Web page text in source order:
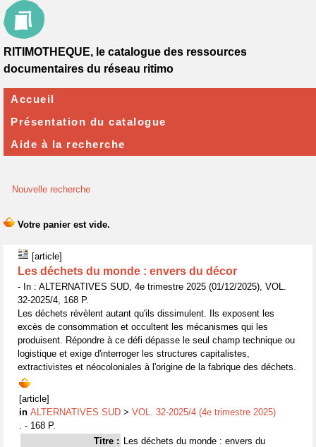
Nouvelle recherche
[article]
Les déchets du monde : envers du décor
- In : ALTERNATIVES SUD, 4e trimestre 2025 (01/12/2025), VOL.
32-2025/4, 168 P.
Les déchets révèlent autant qu'ils dissimulent. Ils exposent les
excès de consommation et occultent les mécanismes qui les
produisent. Répondre à ce défi dépasse le seul champ technique ou
logistique et exige d'interroger les structures capitalistes,
extractivistes et néocoloniales à l'origine de la fabrique des déchets.
[article]
in ALTERNATIVES SUD > VOL. 32-2025/4 (4e trimestre 2025)
. - 168 P.
Titre : Les déchets du monde : envers du
RITIMOTHEQUE, le catalogue des ressources
documentaires du réseau ritimo
Accueil
Présentation du catalogue
Aide à la recherche